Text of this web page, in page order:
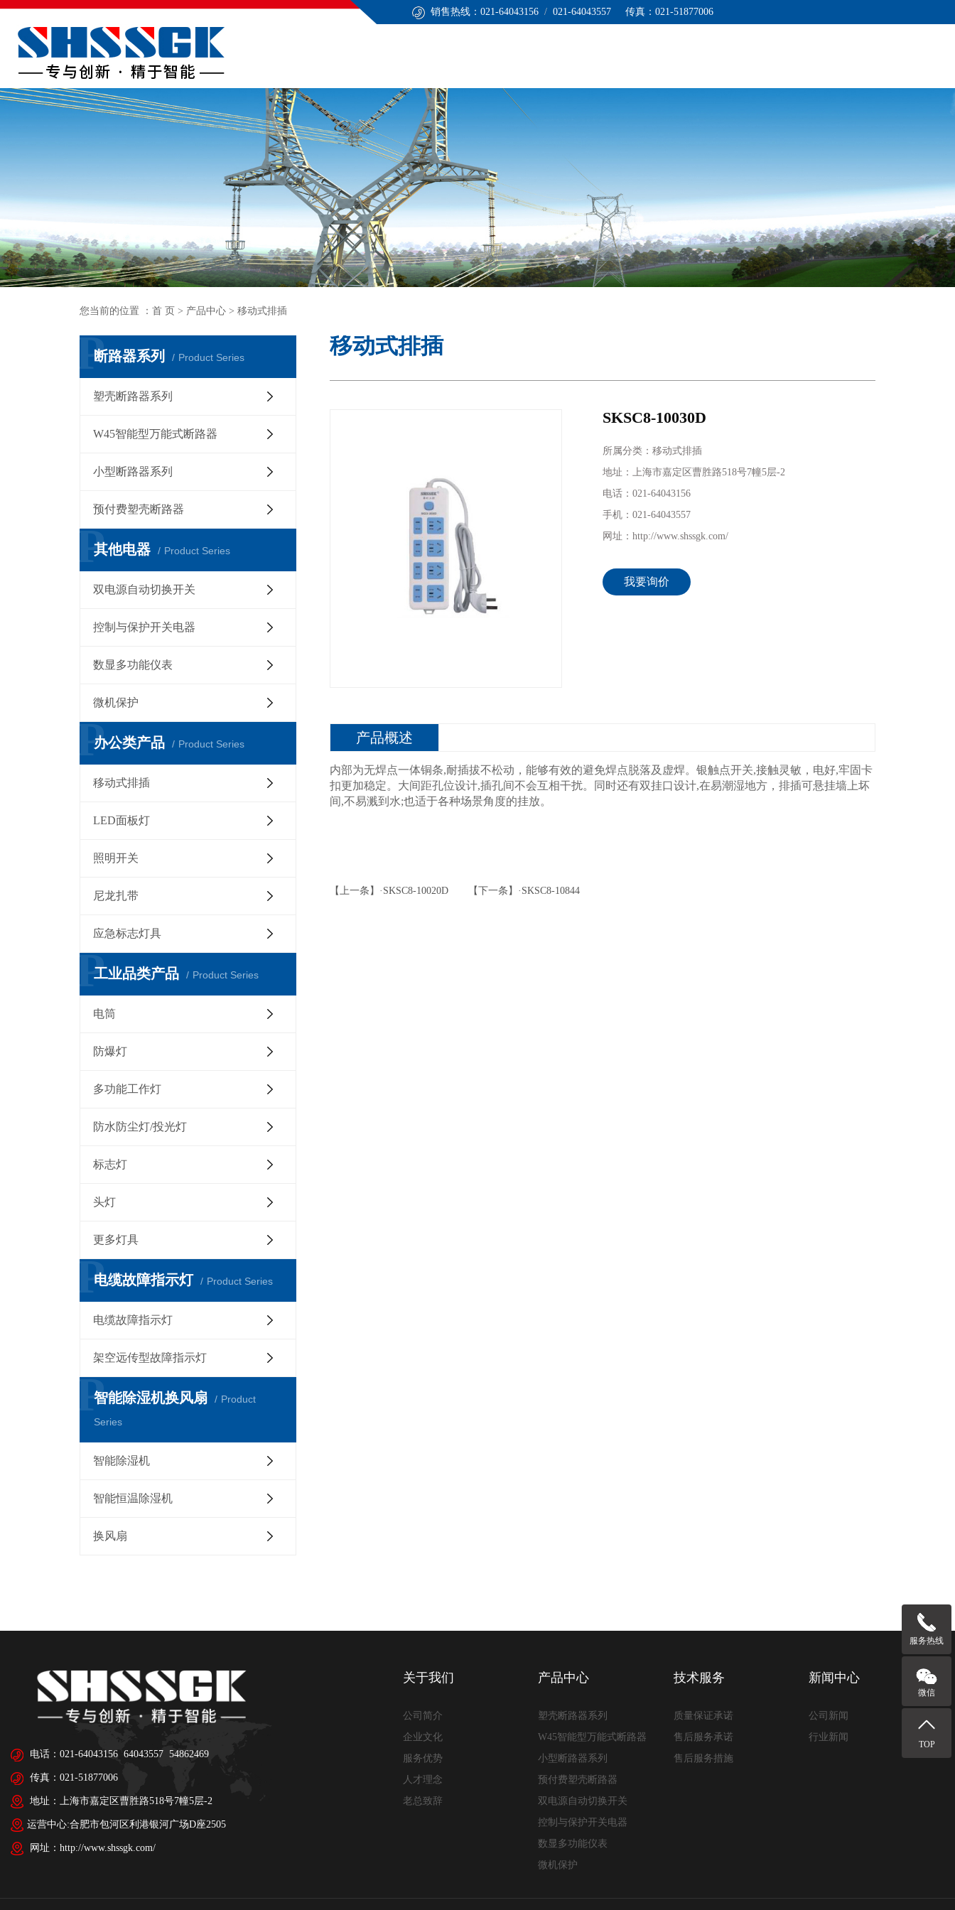
销售热线：021-64043156 /021-64043557 传真：021-51877006
关于我们 产品中心 生产车间 新闻中心 技术服务 应用领域 联系我们
您当前的位置 ： 首 页 > 产品中心 > 移动式排插
断路器系列 Product Series
P
塑壳断路器系列
W45智能型万能式断路器
小型断路器系列
预付费塑壳断路器
其他电器 Product Series
P
双电源自动切换开关
控制与保护开关电器
数显多功能仪表
微机保护
办公类产品 Product Series
P
移动式排插
LED面板灯
照明开关
尼龙扎带
应急标志灯具
工业品类产品 Product Series
P
电筒
防爆灯
多功能工作灯
防水防尘灯/投光灯
标志灯
头灯
更多灯具
电缆故障指示灯 Product Series
P
电缆故障指示灯
架空远传型故障指示灯
智能除湿机换风扇
Product
Series
P
智能除湿机
智能恒温除湿机
换风扇
移动式排插
SKSC8-10030D
所属分类：移动式排插
地址：上海市嘉定区曹胜路518号7幢5层-2
电话：021-64043156
手机：021-64043557
网址：http://www.shssgk.com/
我要询价
产品概述
内部为无焊点一体铜条,耐插拔不松动，能够有效的避免焊点脱落及虚焊。银触点开关,接触灵敏，电好,牢固卡
扣更加稳定。大间距孔位设计,插孔间不会互相干扰。同时还有双挂口设计,在易潮湿地方，排插可悬挂墙上坏
间,不易溅到水;也适于各种场景角度的挂放。
【上一条】·SKSC8-10020D 【下一条】·SKSC8-10844
电话：021-64043156 64043557 54862469
传真：021-51877006
地址：上海市嘉定区曹胜路518号7幢5层-2
运营中心:合肥市包河区利港银河广场D座2505
网址：http://www.shssgk.com/
关于我们
公司简介
企业文化
服务优势
人才理念
老总致辞
产品中心
塑壳断路器系列
W45智能型万能式断路器
小型断路器系列
预付费塑壳断路器
双电源自动切换开关
控制与保护开关电器
数显多功能仪表
微机保护
技术服务
质量保证承诺
售后服务承诺
售后服务措施
新闻中心
公司新闻
行业新闻
服务热线
微信
TOP